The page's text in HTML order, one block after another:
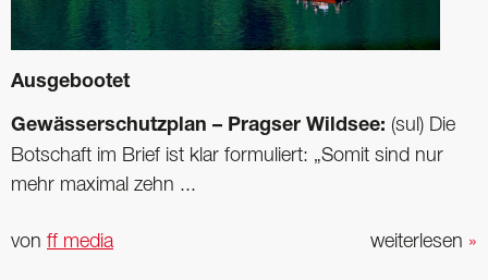
Ausgebootet
Gewässerschutzplan – Pragser Wildsee: (sul) Die
Botschaft im Brief ist klar formuliert: „Somit sind nur
mehr maximal zehn ...
weiterlesen »
von ff media